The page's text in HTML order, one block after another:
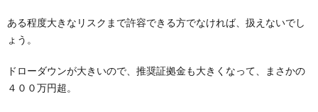
ある程度大きなリスクまで許容できる方でなければ、扱えないでし
ょう。
ドローダウンが大きいので、推奨証拠金も大きくなって、まさかの
４００万円超。